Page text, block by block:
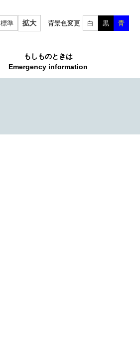
標準 拡大 背景色変更 白 黒 青
もしものときは
Emergency information